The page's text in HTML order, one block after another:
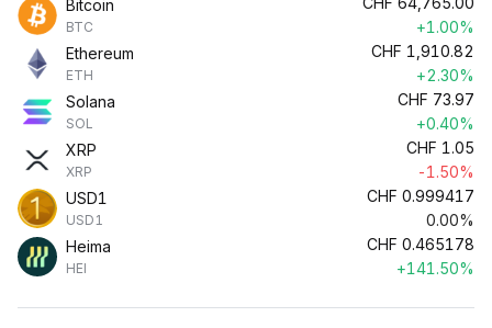
Bitcoin
BTC
+1.00%
Ethereum
ETH
CHF 1,910.82
+2.30%
Solana
SOL
CHF 73.97
+0.40%
XRP
XRP
CHF 1.05
-1.50%
USD1
USD1
CHF 0.999417
0.00%
Heima
HEI
CHF 0.465178
+141.50%